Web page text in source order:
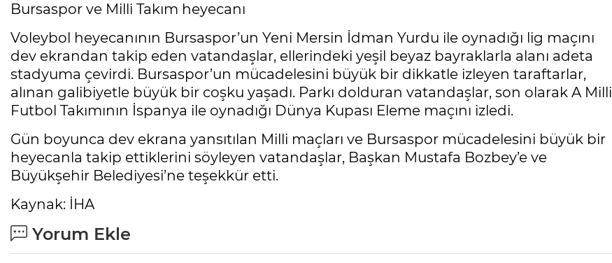
Bursaspor ve Milli Takım heyecanı
Voleybol heyecanının Bursaspor’un Yeni Mersin İdman Yurdu ile oynadığı lig maçını
dev ekrandan takip eden vatandaşlar, ellerindeki yeşil beyaz bayraklarla alanı adeta
stadyuma çevirdi. Bursaspor’un mücadelesini büyük bir dikkatle izleyen taraftarlar,
alınan galibiyetle büyük bir coşku yaşadı. Parkı dolduran vatandaşlar, son olarak A Milli
Futbol Takımının İspanya ile oynadığı Dünya Kupası Eleme maçını izledi.
Gün boyunca dev ekrana yansıtılan Milli maçları ve Bursaspor mücadelesini büyük bir
heyecanla takip ettiklerini söyleyen vatandaşlar, Başkan Mustafa Bozbey’e ve
Büyükşehir Belediyesi’ne teşekkür etti.
Kaynak: İHA
Yorum Ekle